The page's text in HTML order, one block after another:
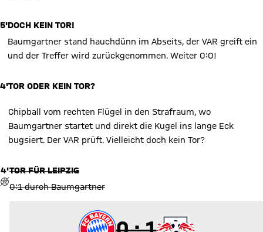
5'DOCH KEIN TOR!
Baumgartner stand hauchdünn im Abseits, der VAR greift ein
und der Treffer wird zurückgenommen. Weiter 0:0!
4'TOR ODER KEIN TOR?